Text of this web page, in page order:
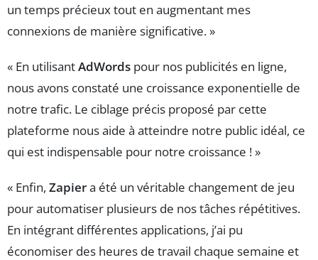
un temps précieux tout en augmentant mes
connexions de manière significative. »
« En utilisantAdWords pour nos publicités en ligne,
nous avons constaté une croissance exponentielle de
notre trafic. Le ciblage précis proposé par cette
plateforme nous aide à atteindre notre public idéal, ce
qui est indispensable pour notre croissance ! »
« Enfin, Zapiera été un véritable changement de jeu
pour automatiser plusieurs de nos tâches répétitives.
En intégrant différentes applications, j’ai pu
économiser des heures de travail chaque semaine et